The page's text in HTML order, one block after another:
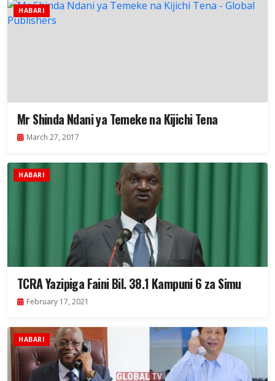
HABARI
Mr Shinda Ndani ya Temeke na Kijichi Tena
March 27, 2017
HABARI
TCRA Yazipiga Faini Bil. 38.1 Kampuni 6 za Simu
February 17, 2021
HABARI